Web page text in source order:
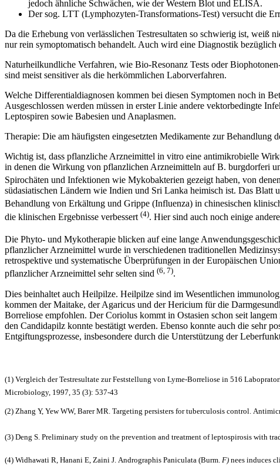
jedoch ähnliche Schwächen, wie der Western Blot und ELISA.
Der sog. LTT (Lymphozyten-Transformations-Test) versucht die
Da die Erhebung von verlässlichen Testresultaten so schwierig ist, weiß
nur rein symoptomatisch behandelt. Auch wird eine Diagnostik
Naturheilkundliche Verfahren, wie Bio-Resonanz Tests oder
sind meist sensitiver als die herkömmlichen Laborverfahren.
Welche Differentialdiagnosen kommen bei diesen Symptomen noch in
Ausgeschlossen werden müssen in erster Linie andere vektorbedingte
Leptospiren sowie Babesien und Anaplasmen.
Therapie: Die am häufigsten eingesetzten Medikamente zur
Wichtig ist, dass pflanzliche Arzneimittel in vitro eine antimikrobielle
in denen die Wirkung von pflanzlichen Arzneimitteln auf B. burgdorferi
Spirochäten und Infektionen wie Mykobakterien gezeigt haben, von
südasiatischen Ländern wie Indien und Sri Lanka heimisch ist. Das
Behandlung von Erkältung und Grippe (Influenza) in chinesischen
die klinischen Ergebnisse verbessert (4). Hier sind auch noch einige
Die Phyto- und Mykotherapie blicken auf eine lange
pflanzlicher Arzneimittel wurde in verschiedenen traditionellen
retrospektive und systematische Überprüfungen in der Europäischen
pflanzlicher Arzneimittel sehr selten sind (6, 7).
Dies beinhaltet auch Heilpilze. Heilpilze sind im Wesentlichen
kommen der Maitake, der Agaricus und der Hericium für die
Borreliose empfohlen. Der Coriolus kommt in Ostasien schon seit
den Candidapilz konnte bestätigt werden. Ebenso konnte auch die sehr
Entgiftungsprozesse, insbesondere durch die Unterstützung der
(1) Vergleich der Testresultate zur Feststellung von Lyme-Borreliose in 516
Microbiology, 1997, 35 (3): 537-43
(2) Zhang Y, Yew WW, Barer MR. Targeting persisters for tuberculosis control.
(3) Deng S. Preliminary study on the prevention and treatment of leptospirosis with
(4) Widhawati R, Hanani E, Zaini J. Andrographis Paniculata (Burm. F) nees induces